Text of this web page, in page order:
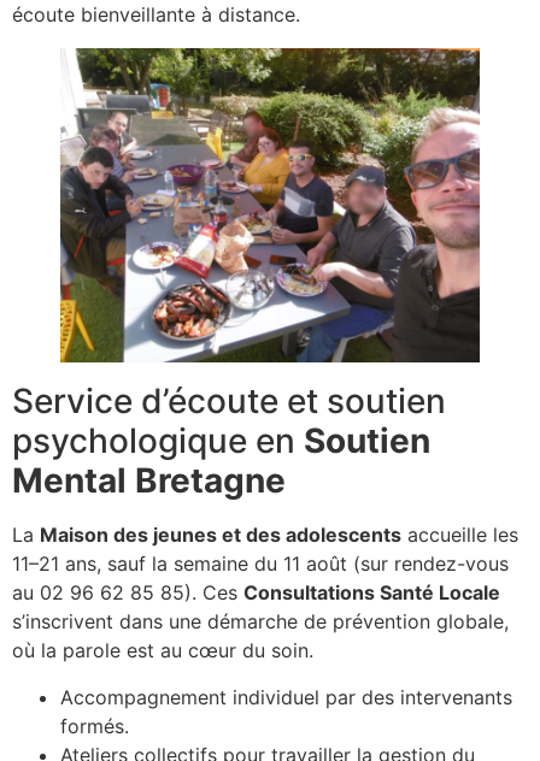
écoute bienveillante à distance.
Service d’écoute et soutien
psychologique en Soutien
Mental Bretagne
La Maison des jeunes et des adolescents accueille les
11–21 ans, sauf la semaine du 11 août (sur rendez-vous
au 02 96 62 85 85). Ces Consultations Santé Locale
s’inscrivent dans une démarche de prévention globale,
où la parole est au cœur du soin.
Accompagnement individuel par des intervenants
formés.
Ateliers collectifs pour travailler la gestion du